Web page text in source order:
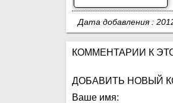
Дата добавления :
КОММЕНТАРИИ К
ДОБАВИТЬ НОВЫЙ
Ваше имя: